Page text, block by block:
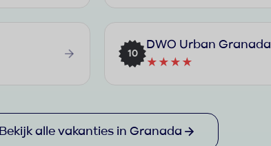
10
DWO Urban Granada
★★★★
Bekijk alle vakanties in Granada